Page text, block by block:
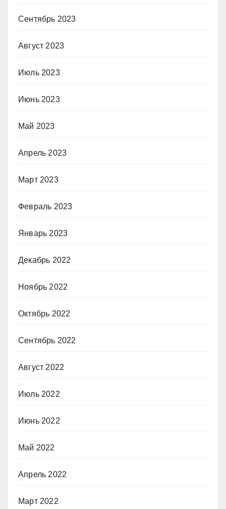
Сентябрь 2023
Август 2023
Июль 2023
Июнь 2023
Май 2023
Апрель 2023
Март 2023
Февраль 2023
Январь 2023
Декабрь 2022
Ноябрь 2022
Октябрь 2022
Сентябрь 2022
Август 2022
Июль 2022
Июнь 2022
Май 2022
Апрель 2022
Март 2022